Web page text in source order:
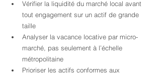
Vérifier la liquidité du marché local avant
tout engagement sur un actif de grande
taille
Analyser la vacance locative par micro-
marché, pas seulement à l’échelle
métropolitaine
Prioriser les actifs conformes aux